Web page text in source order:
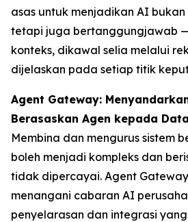
asas untuk menjadikan AI
tetapi juga bertanggungjawab
konteks, dikawal selia melalui
dijelaskan pada setiap titik
Agent Gateway:
Berasaskan Agen kepada
Membina dan mengurus sistem
boleh menjadi kompleks dan
tidak dipercayai. Agent
menangani cabaran AI
penyelarasan dan integrasi